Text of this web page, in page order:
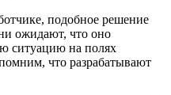
подобное решение
ожидают, что оно
ситуацию на полях
что разрабатывают